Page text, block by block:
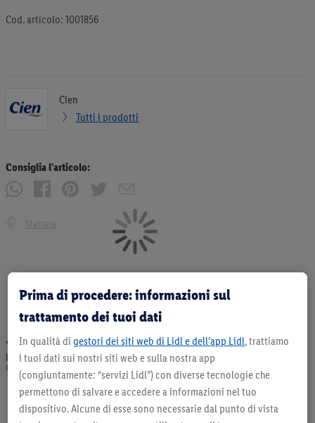
Cod. articolo: 1001856
Cien
Tutti i prodotti
Consiglia l’articolo:
Stampa
* Offerta valida fino ad esaurimento scorte. Tutti i prezzi senza decorazioni. I
prodotti qui reclamizzati, soprattutto quelli non-food, non fanno sempre parte
dell’assortimento. Ill. dimostrativa.
Prima di procedere: informazioni sul
trattamento dei tuoi dati
In qualità di gestori dei siti web di Lidl e dell’app Lidl, trattiamo
i tuoi dati sui nostri siti web e sulla nostra app
(congiuntamente: “servizi Lidl”) con diverse tecnologie che
permettono di salvare e accedere a informazioni nel tuo
dispositivo. Alcune di esse sono necessarie dal punto di vista